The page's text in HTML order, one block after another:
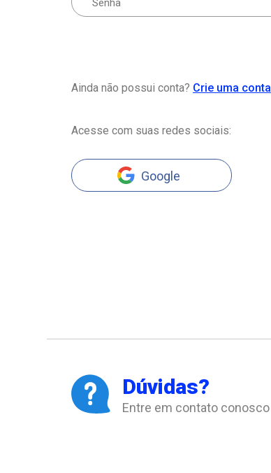
Ainda não possui conta? Crie uma conta
Acesse com suas redes sociais:
Google
Dúvidas?
Entre em contato conosco